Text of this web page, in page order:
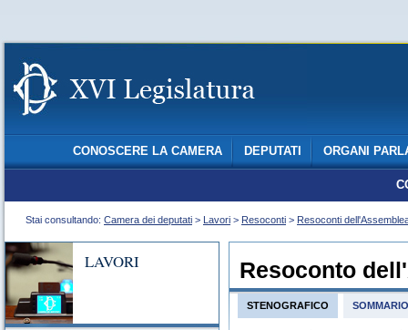
CONOSCERE LA CAMERA DEPUTATI ORGANI
Stai consultando: Camera dei deputati > Lavori > Resoconti > Resoconti
LAVORI Resoconto
STENOGRAFICO SOMMARIO